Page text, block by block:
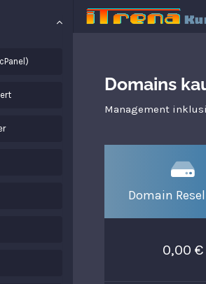
Domains
Management
Domain
0,00 €